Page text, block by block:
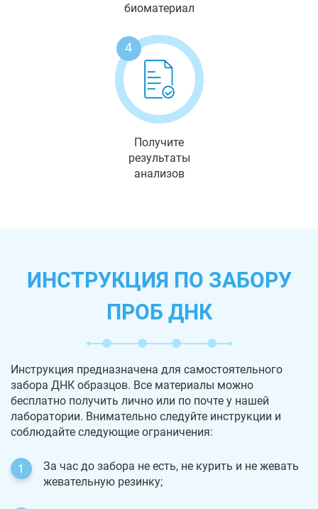
биоматериал
4
Получите
результаты
анализов
ИНСТРУКЦИЯ ПО ЗАБОРУ
ПРОБ ДНК
Инструкция предназначена для самостоятельного
забора ДНК образцов. Все материалы можно
бесплатно получить лично или по почте у нашей
лаборатории. Внимательно следуйте инструкции и
соблюдайте следующие ограничения:
За час до забора не есть, не курить и не жевать
жевательную резинку;